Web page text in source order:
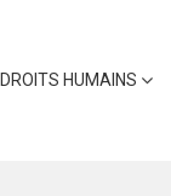
HUMAINS